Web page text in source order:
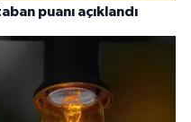
puanı açıklandı